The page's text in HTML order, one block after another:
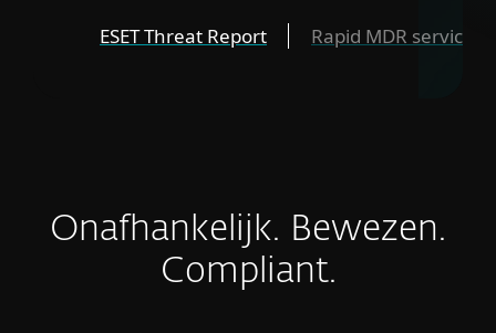
ESET Threat Report Rapid MDR service
Onafhankelijk. Bewezen.
Compliant.